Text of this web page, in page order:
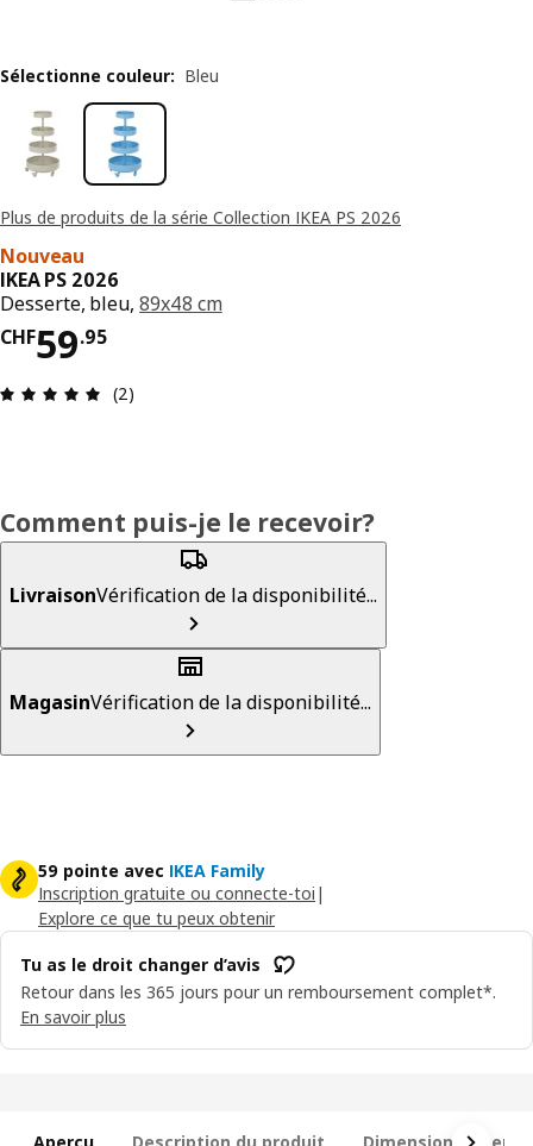
Plus de produits de la série Collection IKEA PS 2026
Nouveau
IKEA PS 2026
Desserte, bleu,89x48 cm
CHF59.95
Prix CHF 59.95
Avis: 5 sur 5 étoiles. Nombre total d’avis: 2
(2)
Sélectionne couleur: Bleu
Comment puis-je le recevoir?
LivraisonVérification de la disponibilité...
MagasinVérification de la disponibilité...
59 pointe avec IKEA Family
Inscription gratuite ou connecte-toi |
Explore ce que tu peux obtenir
Tu as le droit changer d’avis
Retour dans les 365 jours pour un remboursement complet*.
En savoir plus